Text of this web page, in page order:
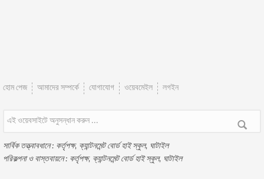
হোম পেজ আমাদের সম্পর্কে যোগাযোগ ওয়েবমেইল লগইন
অনুসন্ধান ফরম
সার্বিক তত্ত্বাবধানে : কর্তৃপক্ষ, ক্যান্টনমেন্ট বোর্ড হাই স্কুল, ঘাটাইল
পরিকল্পনা ও বাস্তবায়নে : কর্তৃপক্ষ, ক্যান্টনমেন্ট বোর্ড হাই স্কুল, ঘাটাইল